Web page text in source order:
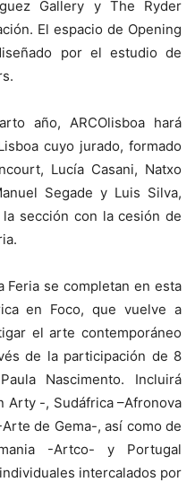
Gallery y The Ryder
El espacio de Opening
por el estudio de
año, ARCOlisboa hará
cuyo jurado, formado
Lucía Casani, Natxo
Segade y Luis Silva,
sección con la cesión de
se completan en esta
en Foco, que vuelve a
el arte contemporáneo
de la participación de 8
Nascimento. Incluirá
Arty -, Sudáfrica –Afronova
de Gema-, así como de
-Artco- y Portugal
intercalados por